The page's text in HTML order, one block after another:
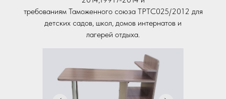
требованиям Таможенного союза ТРТС025/2012 для
детских садов, школ, домов интернатов и
лагерей отдыха.